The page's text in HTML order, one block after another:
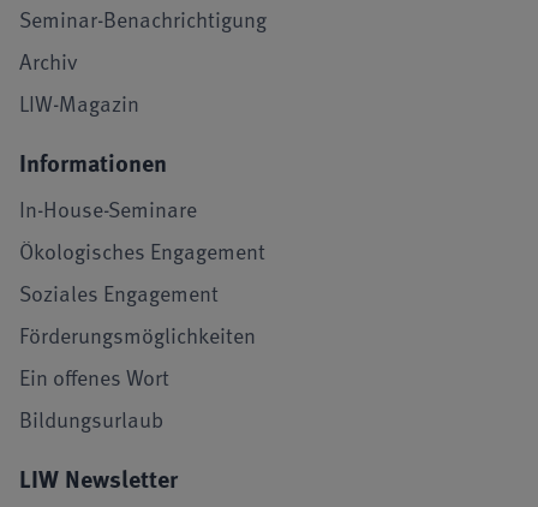
Seminar-Benachrichtigung
Archiv
LIW-Magazin
Informationen
In-House-Seminare
Ökologisches Engagement
Soziales Engagement
Förderungsmöglichkeiten
Ein offenes Wort
Bildungsurlaub
LIW Newsletter